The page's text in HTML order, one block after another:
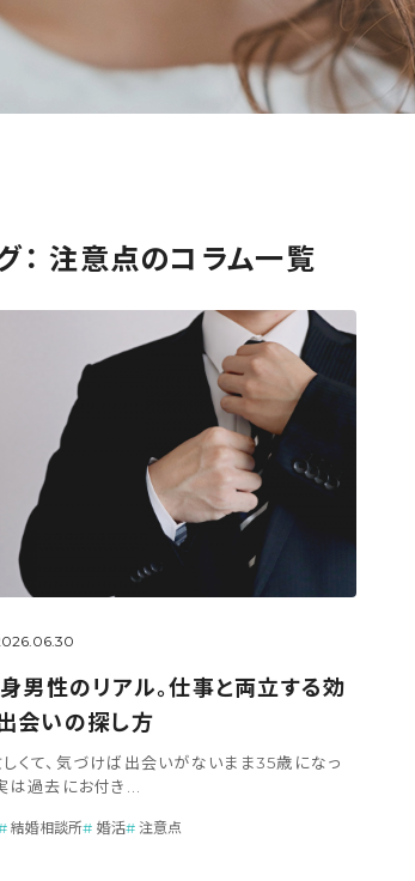
： 注意点のコラム一覧
男性のリアル。仕事と両立する効
会いの探し方
しくて、気づけば出会いがないまま35歳になっ
は過去にお付き...
結婚相談所 婚活 注意点